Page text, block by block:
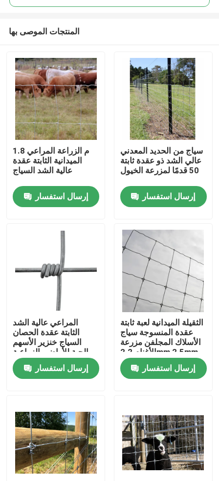
منزل
أشرطة فيديو
لوحات سياج شبكي
V مش سياج أمني
سلسلة ربط السور
سياج من الحديد المطاوع
المنتجات الموصى بها
1.8 م الزراعة المراعي
الميدانية الثابتة عقدة
عالية الشد السياج
إرسال استفسار
سياج من الحديد المعدني
عالي الشد ذو عقدة ثابتة
50 قدمًا لمزرعة الخيول
إرسال استفسار
المراعي عالية الشد
الثابتة عقدة الحصان
السياج خنزير الأسهم
الحية للأراضي الزراعية
إرسال استفسار
الثقيلة الميدانية لعبة ثابتة
عقدة المنسوجة سياج
الأسلاك المجلفن مزرعة
الأغنام 2.2mm 2.5mm
2.7mm
إرسال استفسار